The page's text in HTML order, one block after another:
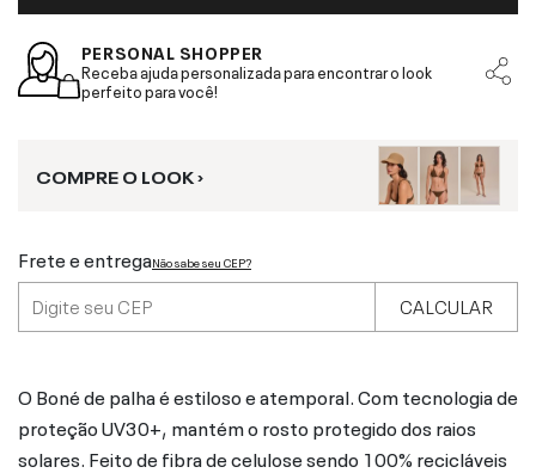
PERSONAL SHOPPER
Receba ajuda personalizada para encontrar o look
perfeito para você!
COMPRE O LOOK ›
Frete e entregaNão sabe seu CEP?
CALCULAR
O Boné de palha é estiloso e atemporal. Com tecnologia de
proteção UV30+, mantém o rosto protegido dos raios
solares. Feito de fibra de celulose sendo 100% recicláveis